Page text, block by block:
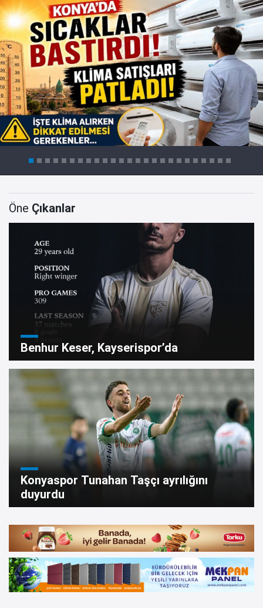
Öne Çıkanlar
Benhur Keser, Kayserispor’da
Konyaspor Tunahan Taşçı ayrılığını
duyurdu